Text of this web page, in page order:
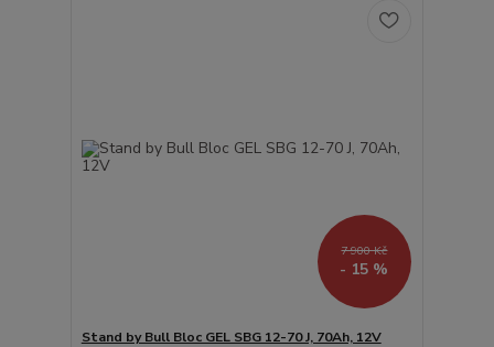
7 900 Kč
- 15 %
Stand by Bull Bloc GEL SBG 12-70 J, 70Ah, 12V